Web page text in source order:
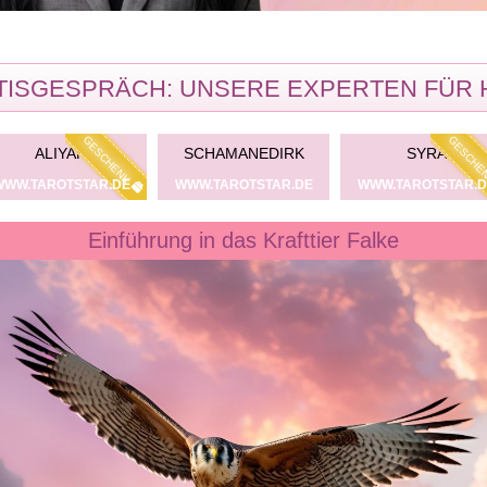
UNSERE EXPERTEN FÜR
GESCHENK
ALIYAH SCHAMANEDIRK
WWW.TAROTSTAR.DE
SYRA
Einführung in das Krafttier Falke